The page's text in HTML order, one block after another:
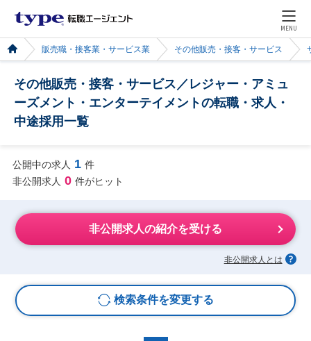
MENU
販売職・接客業・サービス業 その他販売・接客・サービス
その他販売・接客・サービス／レジャー・アミュ
ーズメント・エンターテイメントの転職・求人・
中途採用一覧
公開中の求人 1 件
非公開求人 0 件がヒット
非公開求人の紹介を受ける
非公開求人とは
検索条件を変更する